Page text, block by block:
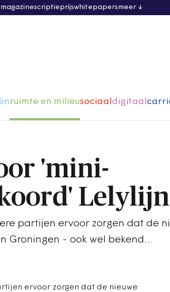
scriptieprijswhitepapersmeer
ruimte en milieusociaaldigitaal
'mini-
Lelylijn
partijen ervoor zorgen dat de
Groningen - ook wel bekend…
ervoor zorgen dat de nieuwe